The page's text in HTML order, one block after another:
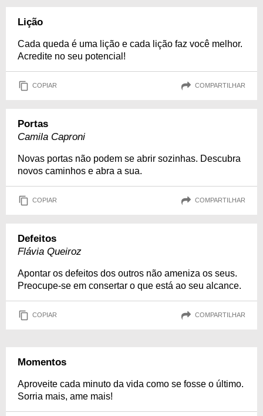
Lição
Cada queda é uma lição e cada lição faz você melhor.
Acredite no seu potencial!
COPIAR COMPARTILHAR
Portas
Camila Caproni
Novas portas não podem se abrir sozinhas. Descubra
novos caminhos e abra a sua.
COPIAR COMPARTILHAR
Defeitos
Flávia Queiroz
Apontar os defeitos dos outros não ameniza os seus.
Preocupe-se em consertar o que está ao seu alcance.
COPIAR COMPARTILHAR
Momentos
Aproveite cada minuto da vida como se fosse o último.
Sorria mais, ame mais!